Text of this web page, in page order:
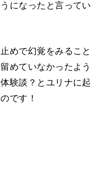
になったと言ってい
めで幻覚をみること
めていなかったよう
験談？とユリナに起
です！